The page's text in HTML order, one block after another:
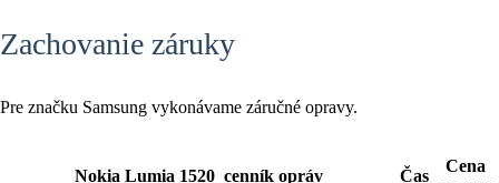
Zachovanie záruky
Pre značku Samsung vykonávame záručné opravy.
Nokia Lumia 1520 cenník opráv Čas
Cena